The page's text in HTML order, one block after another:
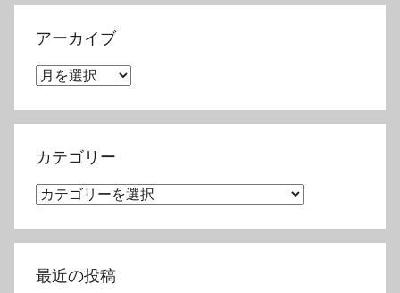
アーカイブ
ア
カ
イ
カテゴリー
カ
ゴ
リ
最近の投稿